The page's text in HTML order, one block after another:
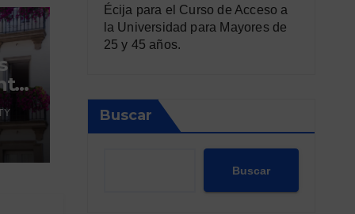
de
Écija para el Curso de Acceso a
la Universidad para Mayores de
25 y 45 años.
Buscar
Buscar